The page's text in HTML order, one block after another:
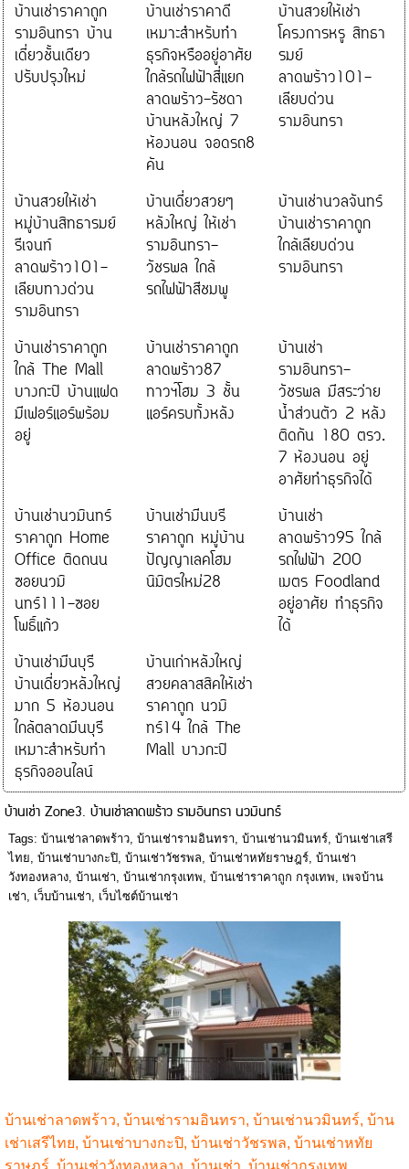
บ้านเช่าราคาถูก
รามอินทรา บ้าน
เดี่ยวชั้นเดียว
ปรับปรุงใหม่
บ้านเช่าราคาดี
เหมาะสำหรับทำ
ธุรกิจหรืออยู่อาศัย
ใกล้รถไฟฟ้าสี่แยก
ลาดพร้าว-รัชดา
บ้านหลังใหญ่ 7
ห้องนอน จอดรถ8
คัน
บ้านสวยให้เช่า
โครงการหรู สิทธา
รมย์
ลาดพร้าว101-
เลียบด่วน
รามอินทรา
บ้านสวยให้เช่า
หมู่บ้านสิทธารมย์
รีเจนท์
ลาดพร้าว101-
เลียบทางด่วน
รามอินทรา
บ้านเดี่ยวสวยๆ
หลังใหญ่ ให้เช่า
รามอินทรา-
วัชรพล ใกล้
รถไฟฟ้าสีชมพู
บ้านเช่านวลจันทร์
บ้านเช่าราคาถูก
ใกล้เลียบด่วน
รามอินทรา
บ้านเช่าราคาถูก
ใกล้ The Mall
บางกะปิ บ้านแฝด
มีเฟอร์แอร์พร้อม
อยู่
บ้านเช่าราคาถูก
ลาดพร้าว87
ทาวฯ์โฮม 3 ชั้น
แอร์ครบทั้งหลัง
บ้านเช่า
รามอินทรา-
วัชรพล มีสระว่าย
น้ำส่วนตัว 2 หลัง
ติดกัน 180 ตรว.
7 ห้องนอน อยู่
อาศัยทำธุรกิจได้
บ้านเช่านวมินทร์
ราคาถูก Home
Office ติดถนน
ซอยนวมิ
นทร์111-ซอย
โพธิ์แก้ว
บ้านเช่ามีนบรี
ราคาถูก หมู่บ้าน
ปัญญาเลคโฮม
นิมิตรใหม่28
บ้านเช่า
ลาดพร้าว95 ใกล้
รถไฟฟ้า 200
เมตร Foodland
อยู่อาศัย ทำธุรกิจ
ได้
บ้านเช่ามีนบุรี
บ้านเดี่ยวหลังใหญ่
มาก 5 ห้องนอน
ใกล้ตลาดมีนบุรี
เหมาะสำหรับทำ
ธุรกิจออนไลน์
บ้านเก่าหลังใหญ่
สวยคลาสสิคให้เช่า
ราคาถูก นวมิ
ทร์14 ใกล้ The
Mall บางกะปิ
บ้านเช่า Zone3. บ้านเช่าลาดพร้าว รามอินทรา นวมินทร์
Tags: บ้านเช่าลาดพร้าว, บ้านเช่ารามอินทรา บ้านเช่านวมินทร์, บ้านเช่าเสรี
ไทย บ้านเช่าบางกะปิ บ้านเช่าวัชรพล บ้านเช่าหทัยราษฎร์, บ้านเช่า
วังทองหลาง, บ้านเช่า บ้านเช่ากรุงเทพ บ้านเช่าราคาถูก กรุงเทพ
เพจบ้าน
เช่า
เว็บบ้านเช่า เว็บไซต์บ้านเช่า
บ้านเช่าลาดพร้าว, บ้านเช่ารามอินทรา, บ้านเช่านวมินทร์, บ้าน
เช่าเสรีไทย, บ้านเช่าบางกะปิ, บ้านเช่าวัชรพล, บ้านเช่าหทัย
ราษฎร์ บ้านเช่าวังทองหลาง บ้านเช่า บ้านเช่ากรุงเทพ